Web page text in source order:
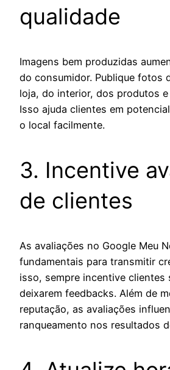
qualidade
Imagens bem produzidas
do consumidor. Publique fotos
loja, do interior, dos produtos e
Isso ajuda clientes em
o local facilmente.
3. Incentive
de clientes
As avaliações no Google Meu
fundamentais para transmitir
isso, sempre incentive clientes
deixarem feedbacks. Além de
reputação, as avaliações
ranqueamento nos resultados